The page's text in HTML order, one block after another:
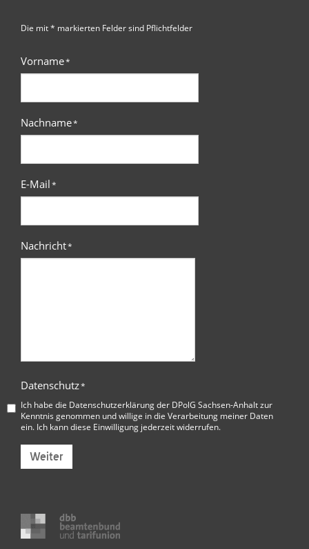
Die mit * markierten Felder sind Pflichtfelder
Vorname*
Nachname*
E-Mail*
Nachricht*
Datenschutz*
Ich habe die Datenschutzerklärung der DPolG Sachsen-Anhaltzur
Kenntnis genommen und willige in die Verarbeitung meiner Daten
ein. Ich kann diese Einwilligung jederzeit widerrufen.
Weiter